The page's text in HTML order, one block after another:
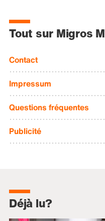
Tout sur Migros
Contact
Impressum
Questions fréquentes
Publicité
Déjà lu?